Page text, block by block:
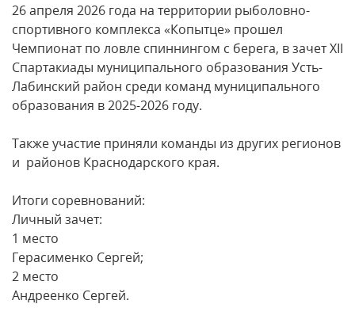
26 апреля 2026 года на территории рыболовно-
спортивного комплекса «Копытце» прошел
Чемпионат по ловле спиннингом с берега, в зачет XII
Спартакиады муниципального образования Усть-
Лабинский район среди команд муниципального
образования в 2025-2026 году.
Также участие приняли команды из других регионов
и районов Краснодарского края.
Итоги соревнований:
Личный зачет:
1 место
Герасименко Сергей;
2 место
Андреенко Сергей.